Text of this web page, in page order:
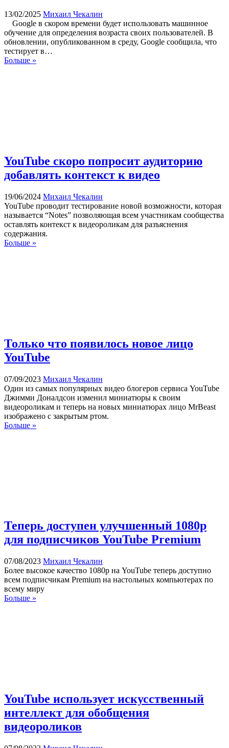
13/02/2025 Михаил Чекалин
Google в скором времени будет использовать машинное
обучение для определения возраста своих пользователей. В
обновлении, опубликованном в среду, Google сообщила, что
тестирует в…
Больше »
YouTube скоро попросит аудиторию
добавлять контекст к видео
19/06/2024 Михаил Чекалин
YouTube проводит тестирование новой возможности, которая
называется “Notes” позволяющая всем участникам сообщества
оставлять контекст к видеороликам для разъяснения
содержания.
Больше »
Только что появилось новое лицо
YouTube
07/09/2023 Михаил Чекалин
Один из самых популярных видео блогеров сервиса YouTube
Джимми Доналдсон изменил миниатюры к своим
видеороликам и теперь на новых миниатюрах лицо MrBeast
изображено с закрытым ртом.
Больше »
Теперь доступен улучшенный 1080p
для подписчиков YouTube Premium
07/08/2023 Михаил Чекалин
Более высокое качество 1080p на YouTube теперь доступно
всем подписчикам Premium на настольных компьютерах по
всему миру
Больше »
YouTube использует искусственный
интеллект для обобщения
видеороликов